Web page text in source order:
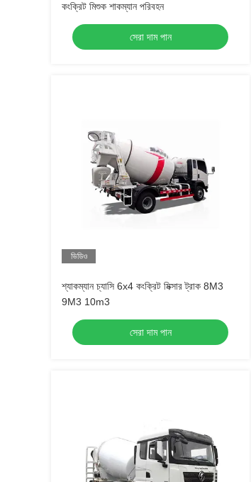
কংক্রিট মিশুক শাকম্যান পরিবহন
সেরা দাম পান
ভিডিও
শ্যাকম্যান চ্যাসি 6x4 কংক্রিট মিক্সার ট্রাক 8M3
9M3 10m3
সেরা দাম পান